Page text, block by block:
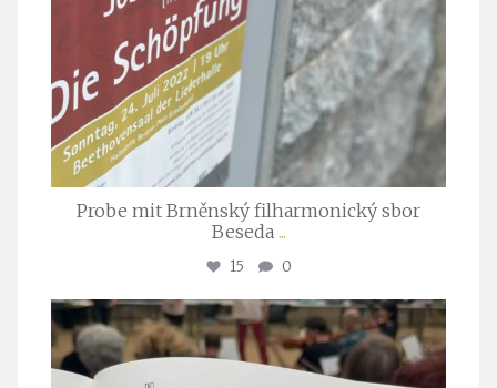
Probe mit Brněnský filharmonický sbor
Beseda ...
15 0
stuttgarter_oratorienchor
Juli 23